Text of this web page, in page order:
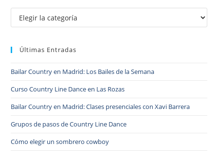
Últimas Entradas
Bailar Country en Madrid: Los Bailes de la Semana
Curso Country Line Dance en Las Rozas
Bailar Country en Madrid: Clases presenciales con Xavi Barrera
Grupos de pasos de Country Line Dance
Cómo elegir un sombrero cowboy